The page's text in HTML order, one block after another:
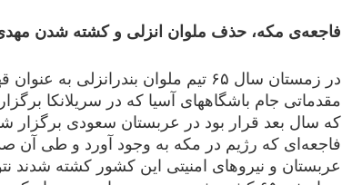
فاجعه‌ی مکه، حذف ملوان انزلی و کشته شدن
در زمستان سال ۶۵ تیم ملوان
مقدماتی جام باشگاههای آسیا که در سریلانکا
که سال بعد قرار بود در عربستان سعودی برگزار
فاجعه‌‌ای که رژیم در مکه به وجود آورد و طی آن
عربستان و نیروهای امنیتی این کشور کشته